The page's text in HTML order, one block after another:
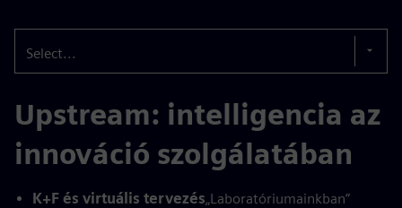
Select...
Upstream: intelligencia az
innováció szolgálatában
K+F és virtuális tervezés„Laboratóriumainkban”